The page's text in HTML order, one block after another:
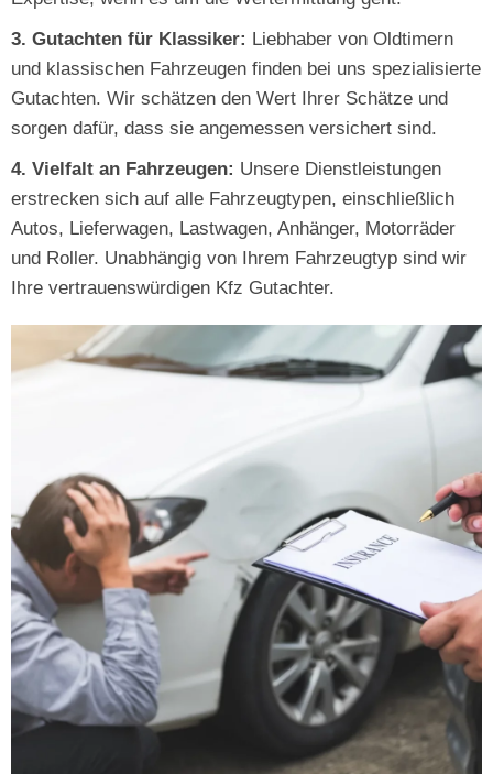
3. Gutachten für Klassiker: Liebhaber von Oldtimern
und klassischen Fahrzeugen finden bei uns spezialisierte
Gutachten. Wir schätzen den Wert Ihrer Schätze und
sorgen dafür, dass sie angemessen versichert sind.
4. Vielfalt an Fahrzeugen: Unsere Dienstleistungen
erstrecken sich auf alle Fahrzeugtypen, einschließlich
Autos, Lieferwagen, Lastwagen, Anhänger, Motorräder
und Roller. Unabhängig von Ihrem Fahrzeugtyp sind wir
Ihre vertrauenswürdigen Kfz Gutachter.